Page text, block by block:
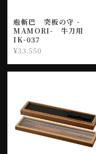
庖斬巴 突板の守 -
MAMORI- 牛刀用
IK-037
¥33,550